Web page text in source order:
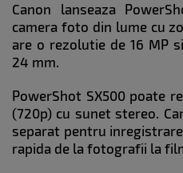
Canon lanseaza
camera foto din lume cu
are o rezolutie de 16 MP
24 mm.
PowerShot SX500 poate
(720p) cu sunet stereo.
separat pentru
rapida de la fotografii la